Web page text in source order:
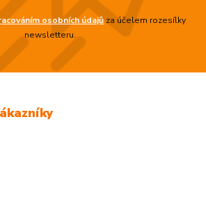
osobních údajůza účelem rozesílky
newsletteru.